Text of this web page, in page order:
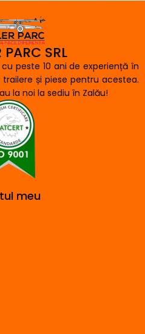
PARC SRL
peste 10 ani de experiență în
și piese pentru acestea.
la noi la sediu în Zalău!
meu